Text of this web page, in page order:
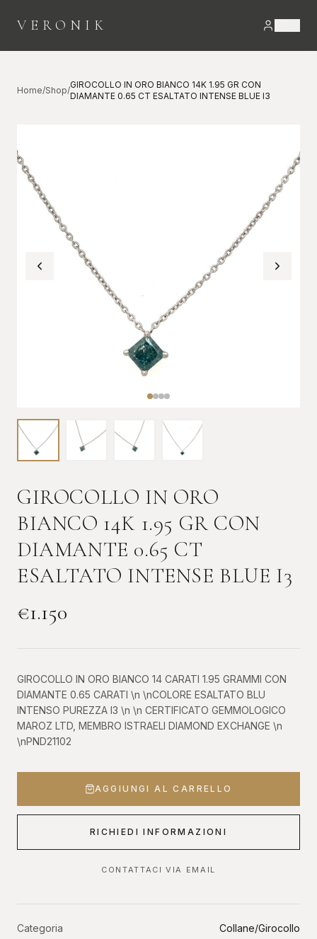
VERONIK
Home/Shop/
GIROCOLLO IN ORO BIANCO 14K 1.95 GR CON
DIAMANTE 0.65 CT ESALTATO INTENSE BLUE I3
GIROCOLLO IN ORO
BIANCO 14K 1.95 GR CON
DIAMANTE 0.65 CT
ESALTATO INTENSE BLUE I3
€1.150
GIROCOLLO IN ORO BIANCO 14 CARATI 1.95 GRAMMI CON
DIAMANTE 0.65 CARATI \n \nCOLORE ESALTATO BLU
INTENSO PUREZZA I3 \n \n CERTIFICATO GEMMOLOGICO
MAROZ LTD, MEMBRO ISTRAELI DIAMOND EXCHANGE \n
\nPND21102
AGGIUNGI AL CARRELLO
RICHIEDI INFORMAZIONI
CONTATTACI VIA EMAIL
Categoria
Collane/Girocollo